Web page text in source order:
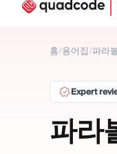
홈/용어집/파라
Expert
파라